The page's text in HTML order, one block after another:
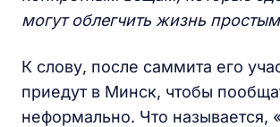
могут облегчить жизнь
К слову, после саммита его
приедут в Минск, чтобы
неформально. Что называется,